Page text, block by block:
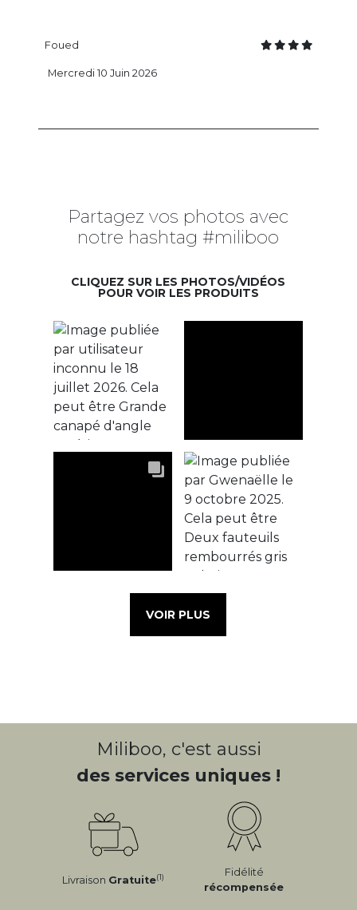
Foued
Mercredi 10 Juin 2026
Partagez vos photos avec
notre hashtag #miliboo
CLIQUEZ SUR LES PHOTOS/VIDÉOS
POUR VOIR LES PRODUITS
VOIR PLUS
Miliboo, c'est aussi
des services uniques !
Livraison Gratuite(1)
Fidélité
récompensée